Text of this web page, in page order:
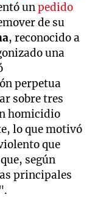
unpedido
de su
, reconocido a
una
perpetua
sobre tres
homicidio
lo que motivó
que
según
principales